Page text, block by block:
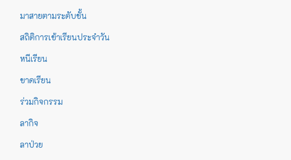
มาสายตามระดับชั้น
สถิติการเข้าเรียนประจำวัน
หนีเรียน
ขาดเรียน
ร่วมกิจกรรม
ลากิจ
ลาป่วย